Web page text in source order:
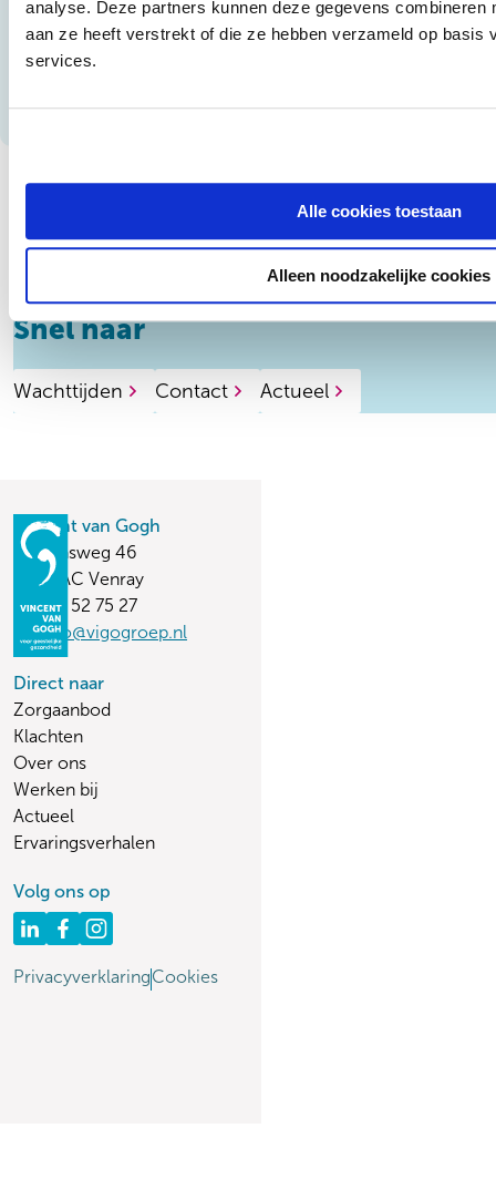
analyse. Deze partners kunnen deze gegevens combineren
aan ze heeft verstrekt of die ze hebben verzameld op basis
services.
Alle cookies toestaan
Alleen noodzakelijke cookies
Snel naar
Wachttijden Contact Actueel
Vincent van Gogh
Stationsweg 46
5803 AC Venray
(0478) 52 75 27
vvginfo@vigogroep.nl
Direct naar
Zorgaanbod
Klachten
Over ons
Werken bij
Actueel
Ervaringsverhalen
Volg ons op
PrivacyverklaringCookies